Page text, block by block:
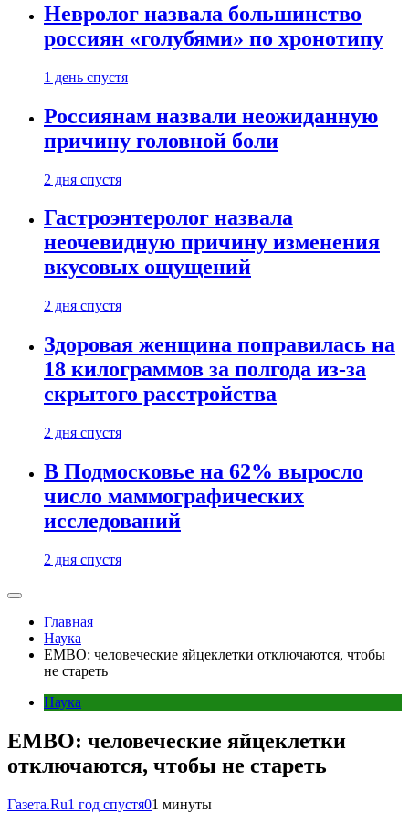
Невролог назвала большинство
россиян «голубями» по хронотипу
1 день спустя
Россиянам назвали неожиданную
причину головной боли
2 дня спустя
Гастроэнтеролог назвала
неочевидную причину изменения
вкусовых ощущений
2 дня спустя
Здоровая женщина поправилась на
18 килограммов за полгода из-за
скрытого расстройства
2 дня спустя
В Подмосковье на 62% выросло
число маммографических
исследований
2 дня спустя
Главная
Наука
EMBO: человеческие яйцеклетки отключаются, чтобы
не стареть
Наука
EMBO: человеческие яйцеклетки
отключаются, чтобы не стареть
Газета.Ru1 год спустя01 минуты